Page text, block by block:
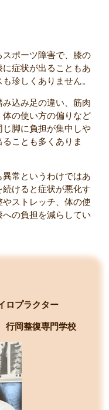
ポーツ障害で、膝の
症状が出ることもあ
珍しくありません。
込み足の違い、筋肉
の使い方の偏りなど
脚に負担が集中しや
ことも多くありま
常というわけではあ
けると症状が悪化す
ストレッチ、体の使
の負担を減らしてい
プラクター
行岡整復専門学校